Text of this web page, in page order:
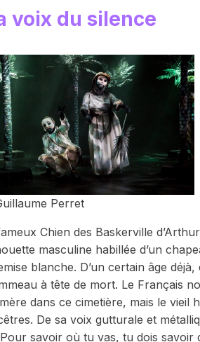
voix du silence
Perret
Chien des Baskerville
masculine habillée d’un
blanche. D’un certain âge
à tête de mort. Le Français
dans ce cimetière, mais le vieil
De sa voix gutturale et
savoir où tu vas, tu dois savoir